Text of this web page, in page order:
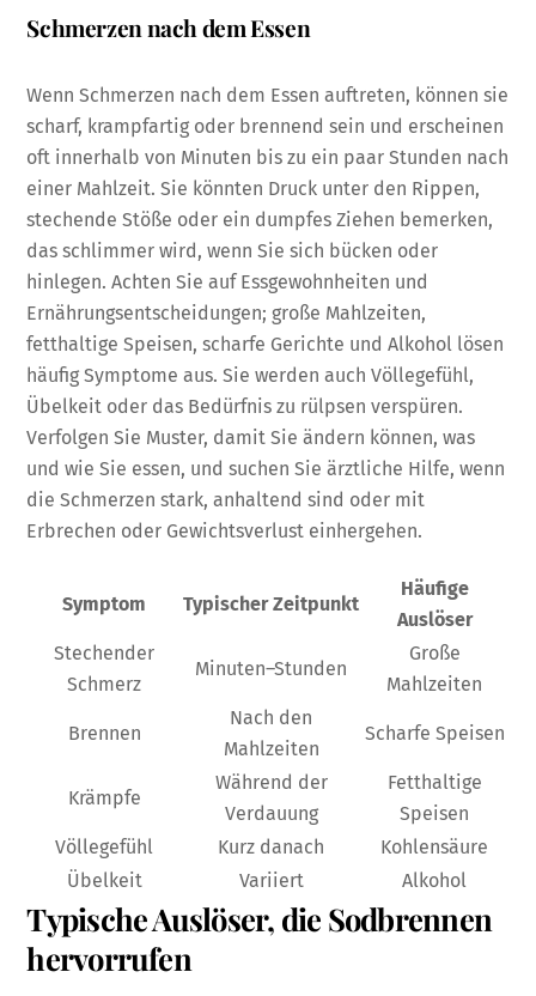
Schmerzen nach dem Essen
Wenn Schmerzen nach dem Essen auftreten, können sie
scharf, krampfartig oder brennend sein und erscheinen
oft innerhalb von Minuten bis zu ein paar Stunden nach
einer Mahlzeit. Sie könnten Druck unter den Rippen,
stechende Stöße oder ein dumpfes Ziehen bemerken,
das schlimmer wird, wenn Sie sich bücken oder
hinlegen. Achten Sie auf Essgewohnheiten und
Ernährungsentscheidungen; große Mahlzeiten,
fetthaltige Speisen, scharfe Gerichte und Alkohol lösen
häufig Symptome aus. Sie werden auch Völlegefühl,
Übelkeit oder das Bedürfnis zu rülpsen verspüren.
Verfolgen Sie Muster, damit Sie ändern können, was
und wie Sie essen, und suchen Sie ärztliche Hilfe, wenn
die Schmerzen stark, anhaltend sind oder mit
Erbrechen oder Gewichtsverlust einhergehen.
Symptom Typischer Zeitpunkt
Häufige
Auslöser
Stechender
Schmerz
Minuten–Stunden
Große
Mahlzeiten
Brennen
Nach den
Mahlzeiten
Scharfe Speisen
Krämpfe
Während der
Verdauung
Fetthaltige
Speisen
Völlegefühl
Kurz danach
Kohlensäure
Übelkeit
Variiert Alkohol
Typische Auslöser, die Sodbrennen
hervorrufen